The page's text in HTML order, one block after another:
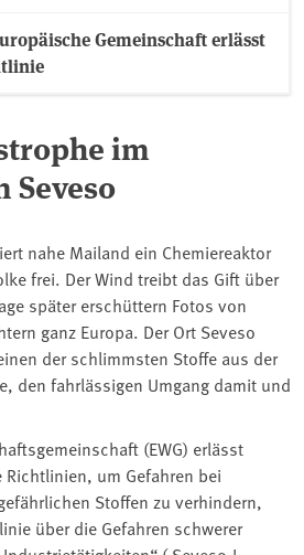
Gemeinschaft erlässt
im
nahe Mailand ein Chemiereaktor
frei. Der Wind treibt das Gift über
später erschüttern Fotos von
ganz Europa. Der Ort Seveso
der schlimmsten Stoffe aus der
den fahrlässigen Umgang damit und
(EWG) erlässt
um Gefahren bei
Stoffen zu verhindern,
über die Gefahren schwerer